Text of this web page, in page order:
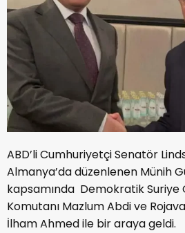
ABD’li Cumhuriyetçi Senatör
Almanya’da düzenlenen Münih
kapsamında Demokratik Suriye
Komutanı Mazlum Abdi ve
İlham Ahmed ile bir araya geldi.